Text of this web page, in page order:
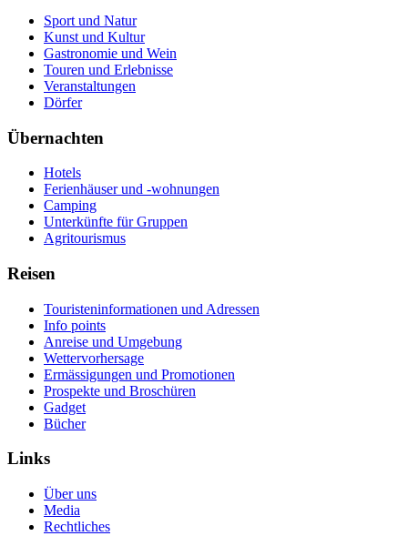
Sport und Natur
Kunst und Kultur
Gastronomie und Wein
Touren und Erlebnisse
Veranstaltungen
Dörfer
Übernachten
Hotels
Ferienhäuser und -wohnungen
Camping
Unterkünfte für Gruppen
Agritourismus
Reisen
Touristeninformationen und Adressen
Info points
Anreise und Umgebung
Wettervorhersage
Ermässigungen und Promotionen
Prospekte und Broschüren
Gadget
Bücher
Links
Über uns
Media
Rechtliches